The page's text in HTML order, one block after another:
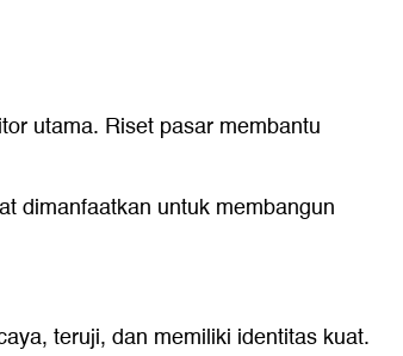
utama. Riset pasar membantu
dimanfaatkan untuk membangun
teruji, dan memiliki identitas kuat.